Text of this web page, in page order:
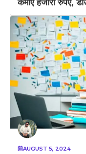
कमाएं हजारों रुपए,
AUGUST 5, 2024